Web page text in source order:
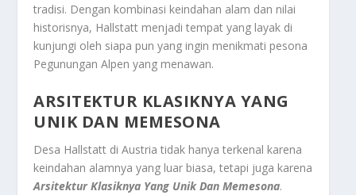
tradisi. Dengan kombinasi keindahan alam dan nilai
historisnya, Hallstatt menjadi tempat yang layak di
kunjungi oleh siapa pun yang ingin menikmati pesona
Pegunungan Alpen yang menawan.
ARSITEKTUR KLASIKNYA YANG
UNIK DAN MEMESONA
Desa Hallstatt di Austria tidak hanya terkenal karena
keindahan alamnya yang luar biasa, tetapi juga karena
Arsitektur Klasiknya Yang Unik Dan Memesona.